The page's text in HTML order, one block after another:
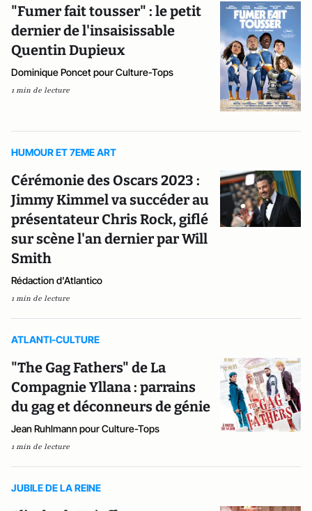
"Fumer fait tousser" : le petit
dernier de l'insaisissable
Quentin Dupieux
Dominique Poncet pour Culture-Tops
1 min de lecture
HUMOUR ET 7EME ART
Cérémonie des Oscars 2023 :
Jimmy Kimmel va succéder au
présentateur Chris Rock, giflé
sur scène l'an dernier par Will
Smith
Rédaction d'Atlantico
1 min de lecture
ATLANTI-CULTURE
"The Gag Fathers" de La
Compagnie Yllana : parrains
du gag et déconneurs de génie
Jean Ruhlmann pour Culture-Tops
1 min de lecture
JUBILE DE LA REINE